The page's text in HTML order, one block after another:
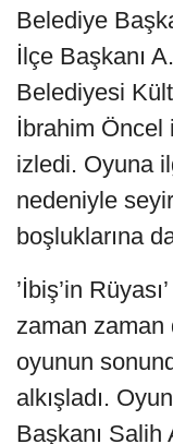
Belediye
İlçe Başkanı
Belediyesi
İbrahim Öncel
izledi. Oyuna
nedeniyle
boşluklarına
’İbiş’in
zaman zaman
oyunun
alkışladı.
Başkanı Salih